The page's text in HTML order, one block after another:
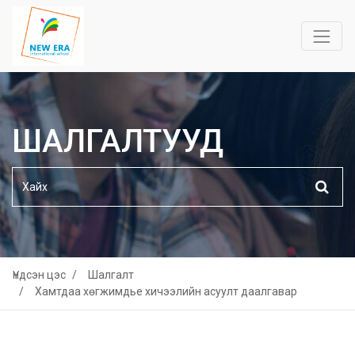
ШАЛГАЛТУУД
Үндсэн цэс
Шалгалт
Хамтдаа хөгжимдье хичээлийн асуулт даалгавар